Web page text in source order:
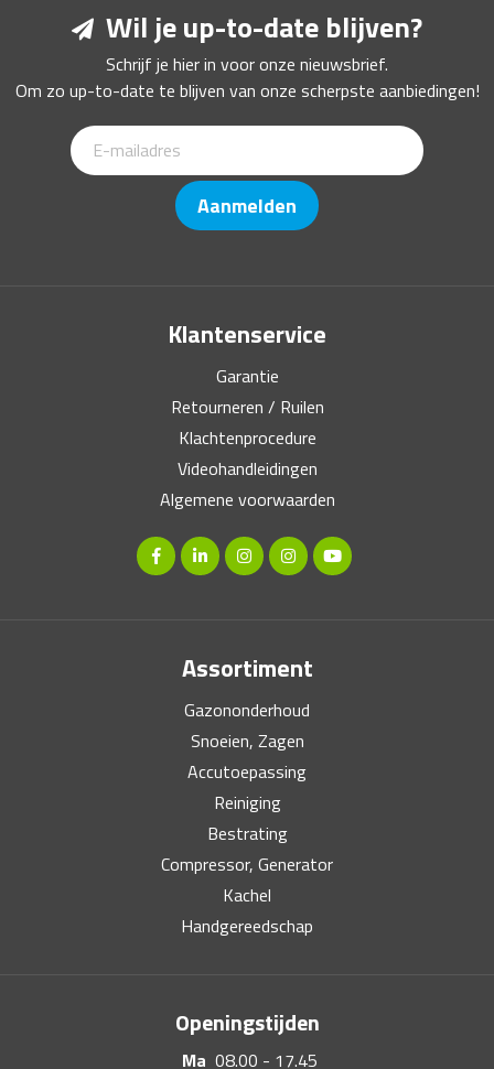
Wil je up-to-date blijven?
Schrijf je hier in voor onze nieuwsbrief.
Om zo up-to-date te blijven van onze scherpste aanbiedingen!
Aanmelden
Klantenservice
Garantie
Retourneren / Ruilen
Klachtenprocedure
Videohandleidingen
Algemene voorwaarden
Assortiment
Gazononderhoud
Snoeien, Zagen
Accutoepassing
Reiniging
Bestrating
Compressor, Generator
Kachel
Handgereedschap
Openingstijden
Ma 08.00 - 17.45